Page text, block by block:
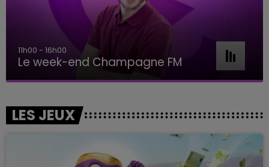
11h00 - 16h00
Le week-end Champagne FM
LES JEUX